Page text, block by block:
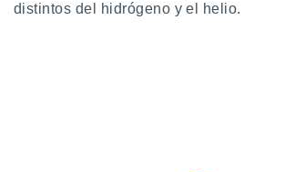
distintos del hidrógeno y el helio.